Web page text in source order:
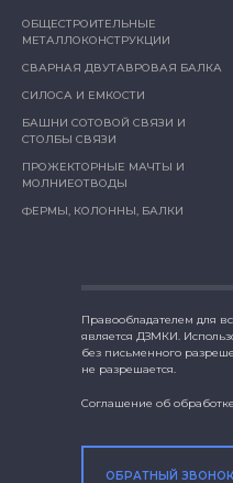
ОБЩЕСТРОИТЕЛЬНЫЕ
МЕТАЛЛОКОНСТРУКЦИИ
СВАРНАЯ ДВУТАВРОВАЯ БАЛКА
СИЛОСА И ЕМКОСТИ
БАШНИ СОТОВОЙ СВЯЗИ И
СТОЛБЫ СВЯЗИ
ПРОЖЕКТОРНЫЕ МАЧТЫ И
МОЛНИЕОТВОДЫ
ФЕРМЫ, КОЛОННЫ, БАЛКИ
Правообладателем для
является ДЗМКИ.
без письменного
не разрешается.
Соглашение об
ОБРАТНЫЙ ЗВОНОК